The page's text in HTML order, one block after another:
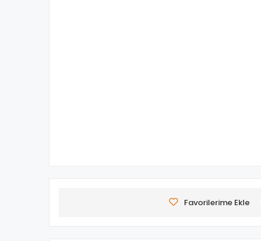
Favorilerime Ekle